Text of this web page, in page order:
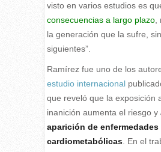
visto en varios estudios es
consecuencias a largo plazo,
la generación que la sufre,
siguientes”.
Ramírez fue uno de los
estudio internacional
que reveló que la exposición
inanición aumenta el riesgo y
aparición de enfermedades
cardiometabólicas. En el